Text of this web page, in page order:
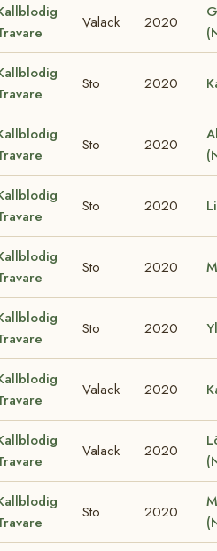
Valack 2020
Sto 2020
Sto 2020
Sto 2020
Sto 2020
Sto 2020
Valack 2020
Valack 2020
Sto 2020